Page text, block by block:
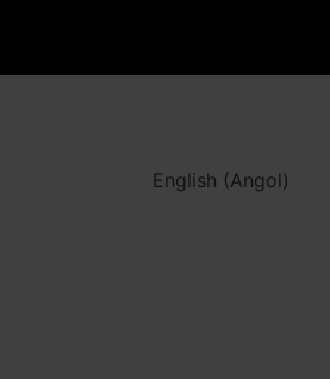
English (Angol)